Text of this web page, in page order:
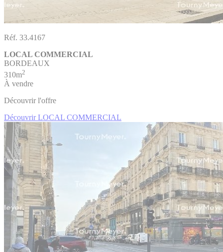
Réf. 33.4167
LOCAL COMMERCIAL
BORDEAUX
310m2
À vendre
Découvrir l'offre
Découvrir LOCAL COMMERCIAL